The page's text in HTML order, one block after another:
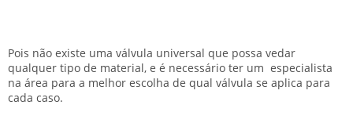
Pois não existe uma válvula universal que possa vedar
qualquer tipo de material, e é necessário ter um especialista
na área para a melhor escolha de qual válvula se aplica para
cada caso.